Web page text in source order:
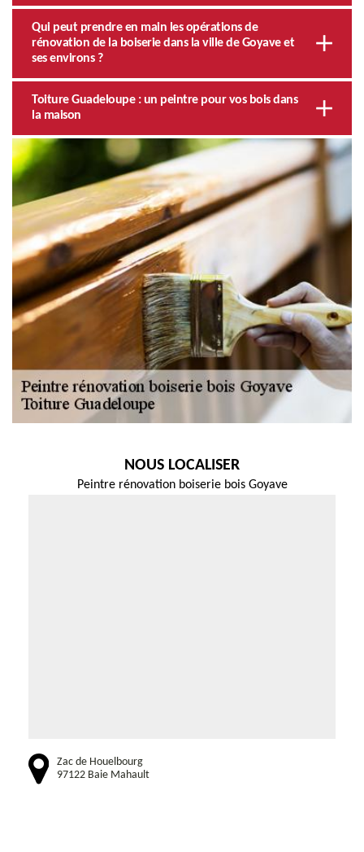
Qui peut prendre en main les opérations de
rénovation de la boiserie dans la ville de Goyave et
ses environs ?
Toiture Guadeloupe : un peintre pour vos bois dans
la maison
NOUS LOCALISER
Peintre rénovation boiserie bois Goyave
Zac de Houelbourg
97122 Baie Mahault